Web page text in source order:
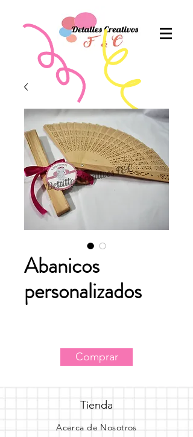
Abanicos
personalizados
Comprar
Tienda
Acerca de Nosotros